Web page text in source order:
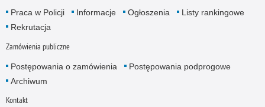
Praca w Policji Informacje Ogłoszenia
Listy rankingowe
Rekrutacja
Zamówienia publiczne
Postępowania o zamówienia
Postępowania podprogowe
Archiwum
Kontakt